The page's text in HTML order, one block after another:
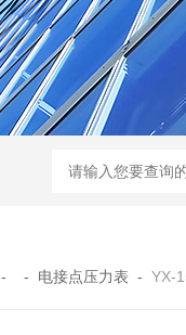
WRN-530直角弯头热电
- - 电接点压力表 - YX-